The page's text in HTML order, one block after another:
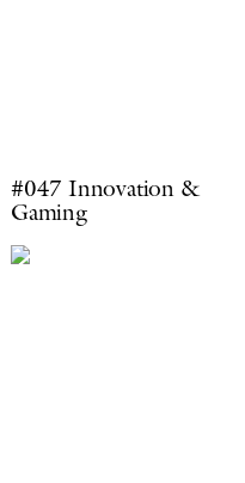
#047 Innovation &
Gaming